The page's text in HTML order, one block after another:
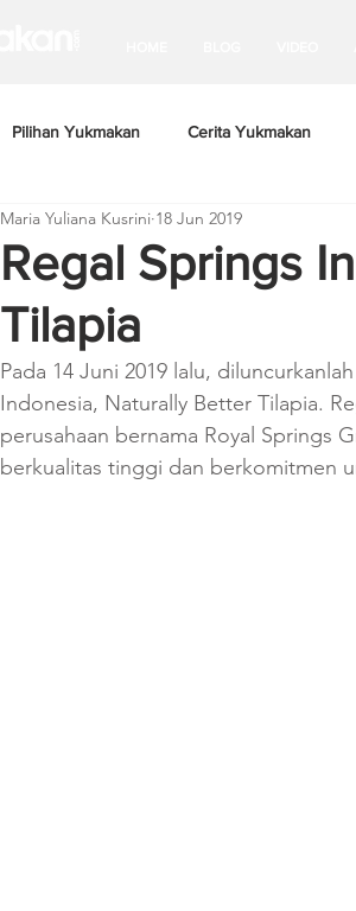
Pilihan Yukmakan Cerita Yukmakan
Regal Springs
Tilapia
Maria Yuliana Kusrini 18 Jun 2019
Pada 14 Juni 2019 lalu,
Indonesia, Naturally Better Tilapia.
perusahaan bernama Royal Springs
berkualitas tinggi dan berkomitmen